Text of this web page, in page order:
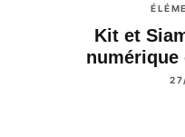
Kit et
numérique